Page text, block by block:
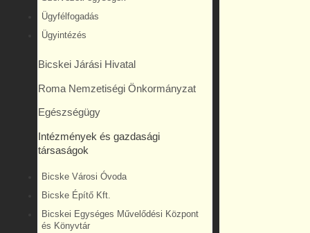
Ügyfélfogadás
Ügyintézés
Bicskei Járási Hivatal
Roma Nemzetiségi Önkormányzat
Egészségügy
Intézmények és gazdasági
társaságok
Bicske Városi Óvoda
Bicske Építő Kft.
Bicskei Egységes Művelődési Központ
és Könyvtár